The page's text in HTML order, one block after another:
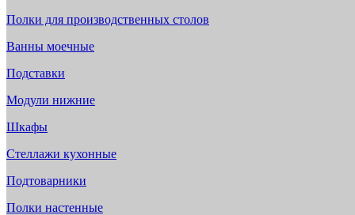
Полки для производственных столов
Ванны моечные
Подставки
Модули нижние
Шкафы
Стеллажи кухонные
Подтоварники
Полки настенные